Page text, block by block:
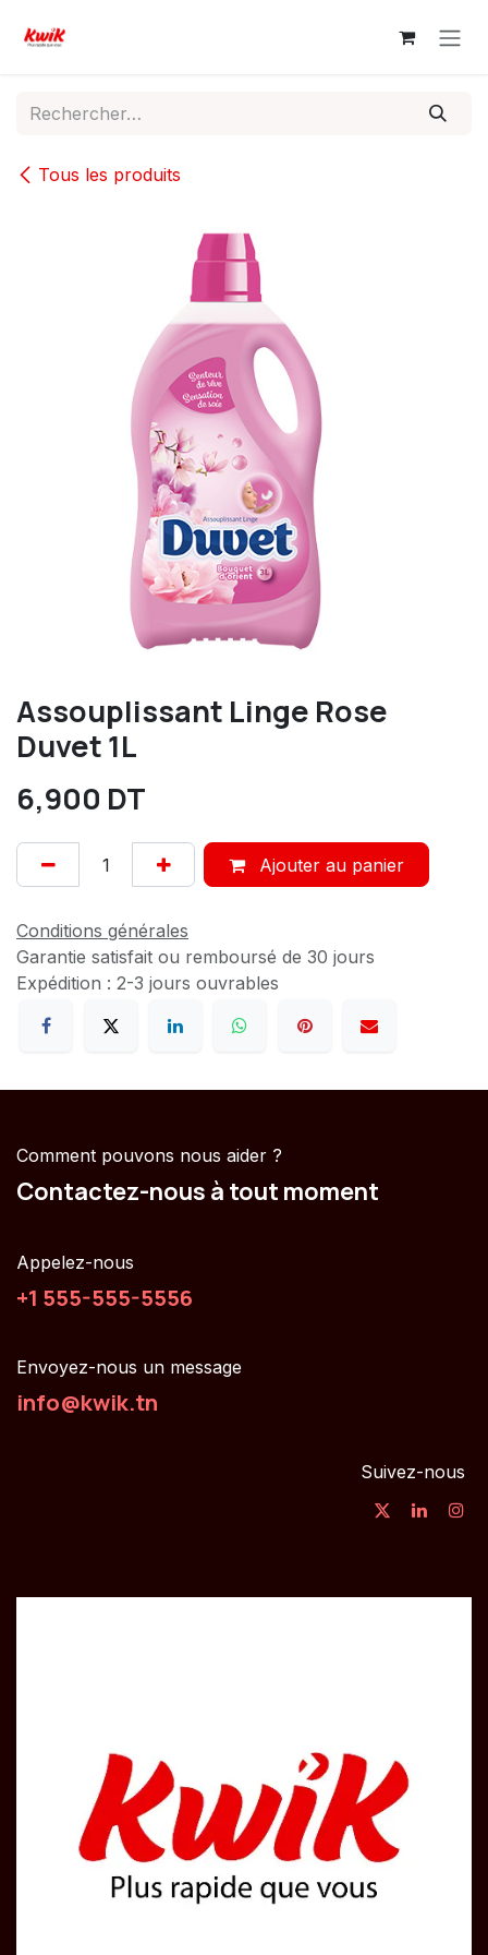
Tous les produits
Assouplissant Linge Rose
Duvet 1L
6,900 DT
Ajouter au panier
Conditions générales
Garantie satisfait ou remboursé de 30 jours
Expédition : 2-3 jours ouvrables
Comment pouvons nous aider ?
Contactez-nous à tout moment
Appelez-nous
+1 555-555-5556
Envoyez-nous un message
info@kwik.tn
Suivez-nous